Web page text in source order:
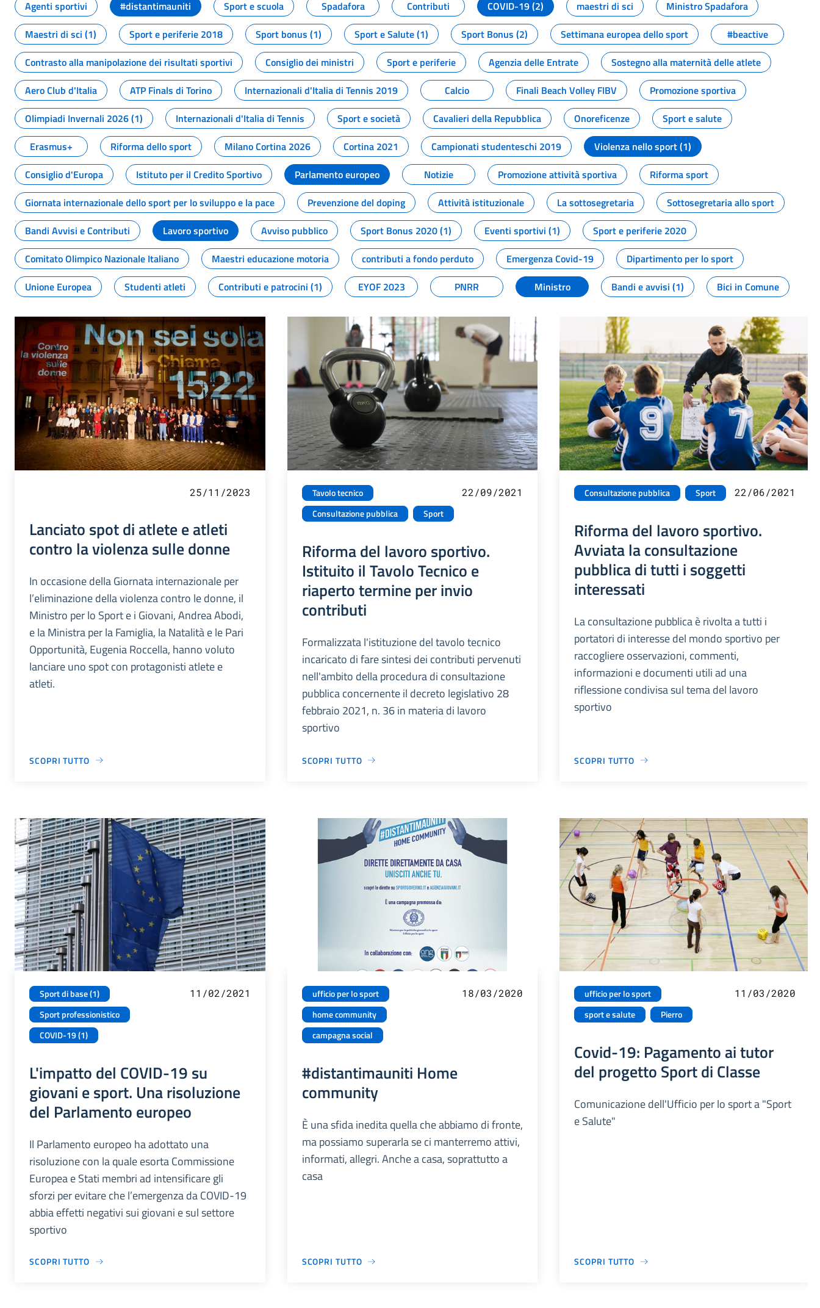
Agenti sportivi
#distantimauniti Sport e scuola Spadafora Contributi COVID-19 (2) maestri di sci
Ministro Spadafora
Maestri di sci (1)
Sport e periferie 2018 Sport bonus (1) Sport e Salute (1) Sport Bonus (2) Settimana europea dello sport
#beactive
Contrasto alla manipolazione dei risultati sportivi
Consiglio dei ministri Sport e periferie Agenzia delle Entrate
Sostegno alla maternità delle atlete
Aero Club d'Italia
ATP Finals di Torino Internazionali d'Italia di Tennis 2019 Calcio Finali Beach Volley FIBV
Promozione sportiva
Olimpiadi Invernali 2026 (1)
Internazionali d'Italia di Tennis Sport e società Cavalieri della Repubblica Onoreficenze
Sport e salute
Erasmus+
Riforma dello sport Milano Cortina 2026 Cortina 2021 Campionati studenteschi 2019
Violenza nello sport (1)
Consiglio d'Europa
Istituto per il Credito Sportivo Parlamento europeo Notizie Promozione attività sportiva
Riforma sport
Giornata internazionale dello sport per lo sviluppo e la pace
Prevenzione del doping Attività istituzionale La sottosegretaria
Sottosegretaria allo sport
Bandi Avvisi e Contributi
Lavoro sportivo Avviso pubblico Sport Bonus 2020 (1) Eventi sportivi (1)
Sport e periferie 2020
Comitato Olimpico Nazionale Italiano
Maestri educazione motoria contributi a fondo perduto Emergenza Covid-19
Dipartimento per lo sport
Unione Europea
Studenti atleti Contributi e patrocini (1) EYOF 2023 PNRR Ministro Bandi e avvisi (1) Bici in Comune
25/11/2023
Lanciato spot di atlete e atleti
contro la violenza sulle donne
In occasione della Giornata internazionale per
l’eliminazione della violenza contro le donne, il
Ministro per lo Sport e i Giovani, Andrea Abodi,
e la Ministra per la Famiglia, la Natalità e le Pari
Opportunità, Eugenia Roccella, hanno voluto
lanciare uno spot con protagonisti atlete e
atleti.
SCOPRI TUTTO
Tavolo tecnico
Consultazione pubblica
Sport
22/09/2021
Riforma del lavoro sportivo.
Istituito il Tavolo Tecnico e
riaperto termine per invio
contributi
Formalizzata l'istituzione del tavolo tecnico
incaricato di fare sintesi dei contributi pervenuti
nell'ambito della procedura di consultazione
pubblica concernente il decreto legislativo 28
febbraio 2021, n. 36 in materia di lavoro
sportivo
SCOPRI TUTTO
Consultazione pubblica Sport 22/06/2021
Riforma del lavoro sportivo.
Avviata la consultazione
pubblica di tutti i soggetti
interessati
La consultazione pubblica è rivolta a tutti i
portatori di interesse del mondo sportivo per
raccogliere osservazioni, commenti,
informazioni e documenti utili ad una
riflessione condivisa sul tema del lavoro
sportivo
SCOPRI TUTTO
Sport di base (1)
Sport professionistico
COVID-19 (1)
11/02/2021
L'impatto del COVID-19 su
giovani e sport. Una risoluzione
del Parlamento europeo
Il Parlamento europeo ha adottato una
risoluzione con la quale esorta Commissione
Europea e Stati membri ad intensificare gli
sforzi per evitare che l’emergenza da COVID-19
abbia effetti negativi sui giovani e sul settore
sportivo
SCOPRI TUTTO
ufficio per lo sport
home community
campagna social
18/03/2020
#distantimauniti Home
community
È una sfida inedita quella che abbiamo di fronte,
ma possiamo superarla se ci manterremo attivi,
informati, allegri. Anche a casa, soprattutto a
casa
SCOPRI TUTTO
ufficio per lo sport
sport e salute
Pierro
11/03/2020
Covid-19: Pagamento ai tutor
del progetto Sport di Classe
Comunicazione dell'Ufficio per lo sport a "Sport
e Salute"
SCOPRI TUTTO